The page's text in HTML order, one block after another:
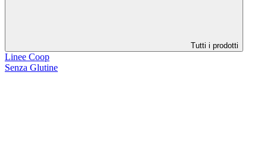
Tutti i prodotti
Linee Coop
Senza Glutine